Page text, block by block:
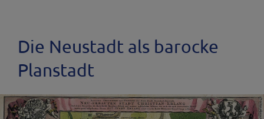
Die Neustadt als barocke
Planstadt